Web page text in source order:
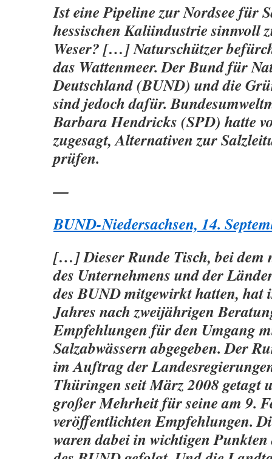
Ist eine Pipeline zur Nordsee für
hessischen Kaliindustrie sinnvoll
Weser? […] Naturschützer
das Wattenmeer. Der Bund für
Deutschland (BUND) und die
sind jedoch dafür.
Barbara Hendricks (SPD) hatte
zugesagt, Alternativen zur
prüfen.
—
BUND-Niedersachsen, 14.
[…] Dieser Runde Tisch, bei dem
des Unternehmens und der
des BUND mitgewirkt hatten, hat
Jahres nach zweijährigen
Empfehlungen für den Umgang
Salzabwässern abgegeben. Der
im Auftrag der
Thüringen seit März 2008 getagt
großer Mehrheit für seine am 9.
veröffentlichten Empfehlungen.
waren dabei in wichtigen